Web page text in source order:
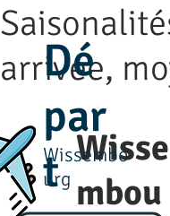
arrivée,
Wisse
mbou
Dé
par
t
Wissembo
urg